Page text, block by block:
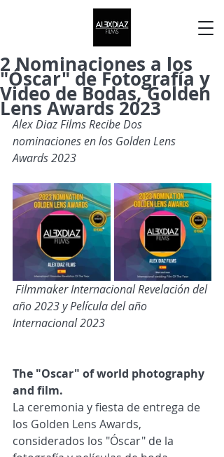
2 Nominaciones a los
"Óscar" de Fotografía y
Video de Bodas, Golden
Lens Awards 2023
Alex Diaz Films Recibe Dos
nominaciones en los Golden Lens
Awards 2023
año 2023 y Película del año
Internacional 2023
The "Oscar" of world photography
and film.
La ceremonia y fiesta de entrega de
los Golden Lens Awards,
considerados los "Óscar" de la